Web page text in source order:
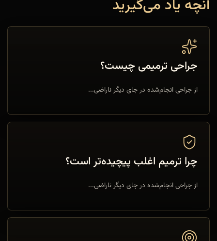
آنچه یاد می‌گیرید
جراحی ترمیمی چیست؟
از جراحی انجام‌شده در جای دیگر ناراضی...
چرا ترمیم اغلب پیچیده‌تر است؟
از جراحی انجام‌شده در جای دیگر ناراضی...